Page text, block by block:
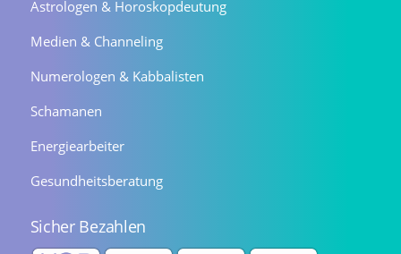
Astrologen & Horoskopdeutung
Medien & Channeling
Numerologen & Kabbalisten
Schamanen
Energiearbeiter
Gesundheitsberatung
Sicher Bezahlen